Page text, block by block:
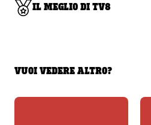
IL MEGLIO DI TV8
VUOI VEDERE ALTRO?